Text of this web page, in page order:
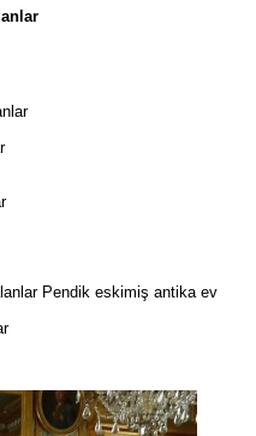
Pendik eskimiş antika ev